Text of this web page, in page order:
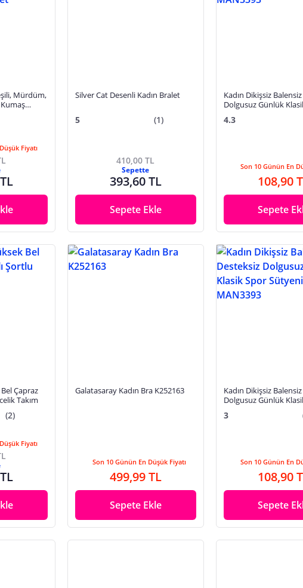
Mürdüm,
Fiyatı
Silver Cat Desenli Kadın Bralet
5 (1)
410,00 TL
Sepette
393,60 TL
Sepete Ekle
Kadın Dikişsiz
Dolgusuz Günlük
4.3
Son 10 Günün En
108,90
Sepete
Bel Çapraz
Takım
(2)
Fiyatı
Galatasaray Kadın Bra K252163
Son 10 Günün En Düşük Fiyatı
499,99 TL
Sepete Ekle
Kadın Dikişsiz
Dolgusuz Günlük
3
Son 10 Günün En
108,90
Sepete